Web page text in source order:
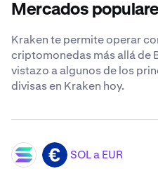
Mercados
Kraken te permite operar
criptomonedas más allá de
vistazo a algunos de los
divisas en Kraken hoy.
SOL EUR SOL a EUR